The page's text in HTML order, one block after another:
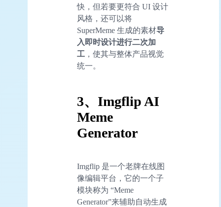
快，但若要更符合 UI 设计
风格，还可以将
SuperMeme 生成的素材导
入即时设计进行二次加
工 ，使其与整体产品视觉
统一。
3、Imgflip AI
Meme
Generator
Imgflip 是一个老牌在线图
像编辑平台，它的一个子
模块称为 “Meme
Generator”来辅助自动生成